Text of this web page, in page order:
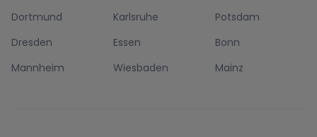
Dortmund
Karlsruhe
Potsdam
Dresden
Essen
Bonn
Mannheim
Wiesbaden Mainz